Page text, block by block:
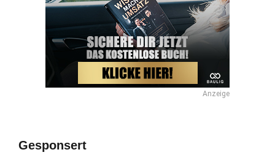
Anzeige
Gesponsert